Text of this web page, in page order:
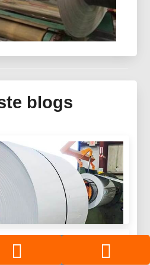
Zonnecollector
sandwichpanelen en
coatings voor
de volgende generatie.
blogs